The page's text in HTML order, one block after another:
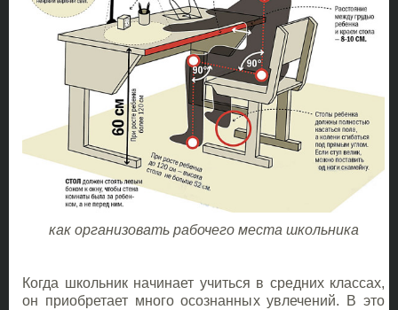
как организовать рабочего места школьника
Когда школьник начинает учиться в средних классах,
он приобретает много осознанных увлечений. В это